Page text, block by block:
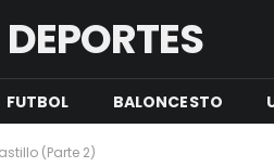
DEPORTES
FUTBOL BALONCESTO
(Parte 2)